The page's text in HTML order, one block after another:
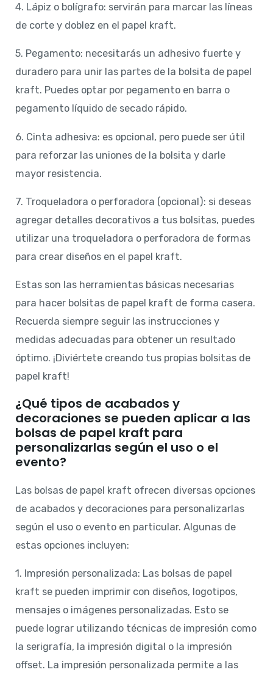
4. Lápiz o bolígrafo: servirán para marcar las líneas
de corte y doblez en el papel kraft.
5. Pegamento: necesitarás un adhesivo fuerte y
duradero para unir las partes de la bolsita de papel
kraft. Puedes optar por pegamento en barra o
pegamento líquido de secado rápido.
6. Cinta adhesiva: es opcional, pero puede ser útil
para reforzar las uniones de la bolsita y darle
mayor resistencia.
7. Troqueladora o perforadora (opcional): si deseas
agregar detalles decorativos a tus bolsitas, puedes
utilizar una troqueladora o perforadora de formas
para crear diseños en el papel kraft.
Estas son las herramientas básicas necesarias
para hacer bolsitas de papel kraft de forma casera.
Recuerda siempre seguir las instrucciones y
medidas adecuadas para obtener un resultado
óptimo. ¡Diviértete creando tus propias bolsitas de
papel kraft!
¿Qué tipos de acabados y
decoraciones se pueden aplicar a las
bolsas de papel kraft para
personalizarlas según el uso o el
evento?
Las bolsas de papel kraft ofrecen diversas opciones
de acabados y decoraciones para personalizarlas
según el uso o evento en particular. Algunas de
estas opciones incluyen:
1. Impresión personalizada: Las bolsas de papel
kraft se pueden imprimir con diseños, logotipos,
mensajes o imágenes personalizadas. Esto se
puede lograr utilizando técnicas de impresión como
la serigrafía, la impresión digital o la impresión
offset. La impresión personalizada permite a las